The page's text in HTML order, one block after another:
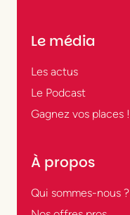
Le média
Les actus
Le Podcast
Gagnez vos places !
À propos
Qui sommes-nous ?